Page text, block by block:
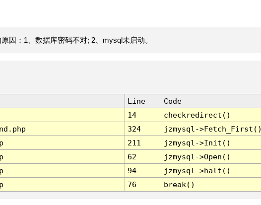
因：1、数据库密码不对; 2、mysql未启动。
Line
Code
14
checkredirect()
324
jzmysql-
211
jzmysql->Init()
62
jzmysql->Open()
94
jzmysql->halt()
76 break()